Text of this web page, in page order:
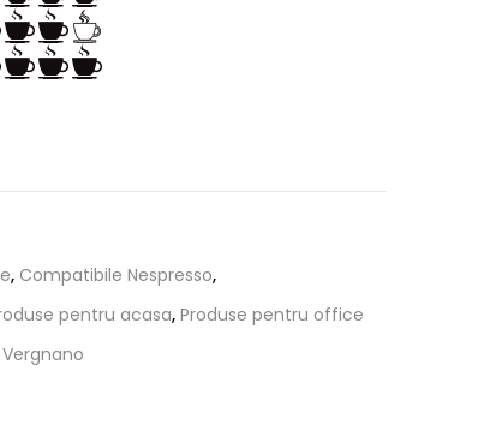
, Compatibile Nespresso,
pentru acasa, Produse pentru office
Vergnano